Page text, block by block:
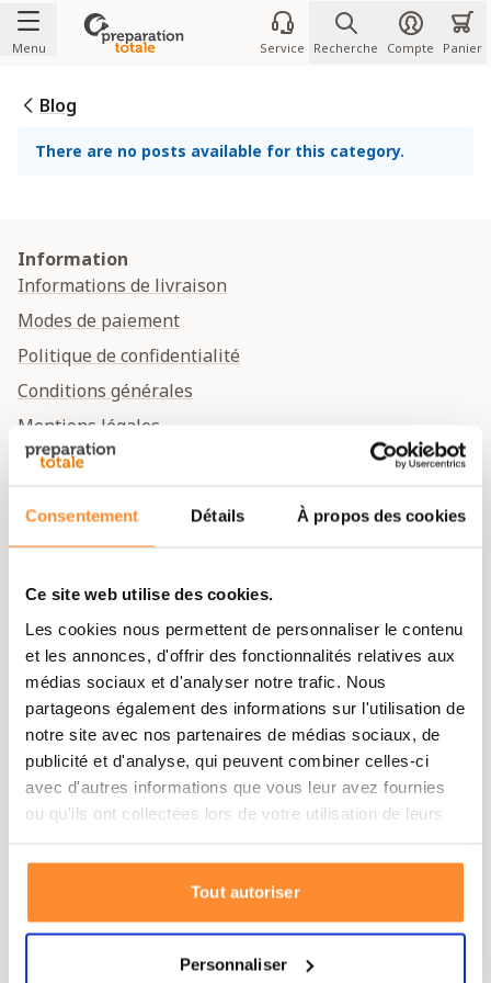
Consentement Détails À propos des cookies
Ce site web utilise des cookies.
Les cookies nous permettent de personnaliser le contenu
et les annonces, d'offrir des fonctionnalités relatives aux
médias sociaux et d'analyser notre trafic. Nous
partageons également des informations sur l'utilisation de
notre site avec nos partenaires de médias sociaux, de
publicité et d'analyse, qui peuvent combiner celles-ci
avec d'autres informations que vous leur avez fournies
ou qu'ils ont collectées lors de votre utilisation de leurs
Tout autoriser
Personnaliser
Allez au contenu
Menu Service Recherche Compte Panier
Blog
There are no posts available for this category.
Information
Informations de livraison
Modes de paiement
Politique de confidentialité
Conditions générales
Mentions légales
Déclaration relative aux cookies
Contactez-nous
Les Produits
Ration de Survie
Filtres à eau
Repas Lyophilisé
Preparationtotale France
104 Av. Albert 1er
Inscrivez-vous à notre newsletter
Recevez les meilleures offres